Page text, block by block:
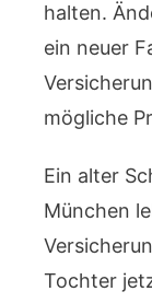
halten.
ein neuer
mögliche
Ein alter
München
Tochter